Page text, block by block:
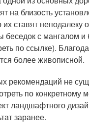
на близость
ставят неподалеку
беседок с мангалом
по ссылке).
более живописной.
рекомендаций не
по конкретному
ландшафтного
заранее.